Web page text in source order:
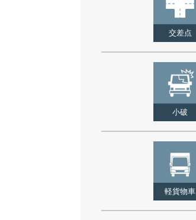
交差点
小破
軽貨物車